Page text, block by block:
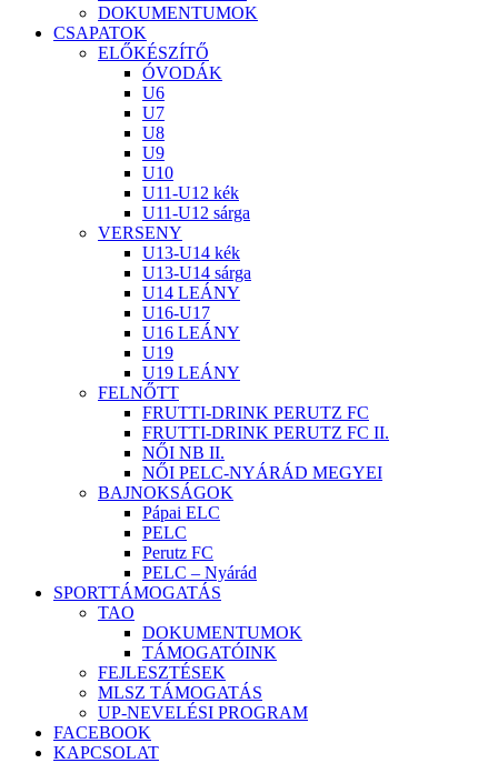
DOKUMENTUMOK
CSAPATOK
ELŐKÉSZÍTŐ
ÓVODÁK
U6
U7
U8
U9
U10
U11-U12 kék
U11-U12 sárga
VERSENY
U13-U14 kék
U13-U14 sárga
U14 LEÁNY
U16-U17
U16 LEÁNY
U19
U19 LEÁNY
FELNŐTT
FRUTTI-DRINK PERUTZ FC
FRUTTI-DRINK PERUTZ FC II.
NŐI NB II.
NŐI PELC-NYÁRÁD MEGYEI
BAJNOKSÁGOK
Pápai ELC
PELC
Perutz FC
PELC – Nyárád
SPORTTÁMOGATÁS
TAO
DOKUMENTUMOK
TÁMOGATÓINK
FEJLESZTÉSEK
MLSZ TÁMOGATÁS
UP-NEVELÉSI PROGRAM
FACEBOOK
KAPCSOLAT